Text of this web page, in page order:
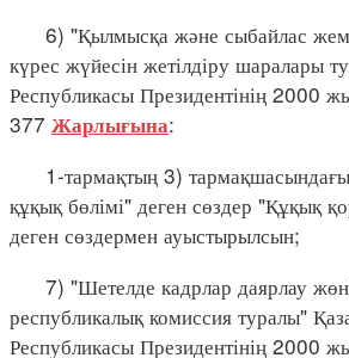
6) "Қылмысқа және сыбайлас
күрес жүйесін жетілдіру шаралары
Республикасы Президентінің 2000
377 Жарлығына:
1-тармақтың 3) тармақшасындағы
құқық бөлімі" деген сөздер "Құқық
деген сөздермен ауыстырылсын;
7) "Шетелде кадрлар даярлау
республикалық комиссия туралы"
Республикасы Президентінің 2000